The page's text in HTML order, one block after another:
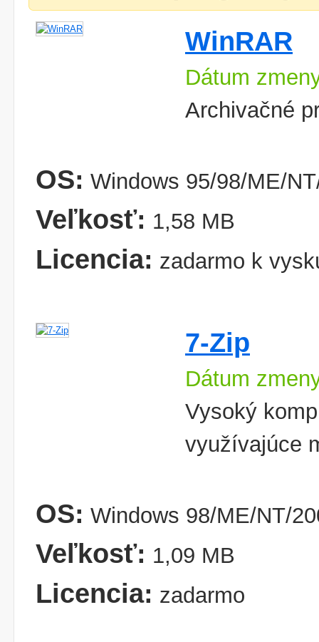
WinRAR
Dátum
Archivačné
OS: Windows 95/98/ME/
Veľkosť: 1,58 MB
Licencia: zadarmo k
7-Zip
Dátum
Vysoký
využívajúce
OS: Windows 98/ME/NT/
Veľkosť: 1,09 MB
Licencia: zadarmo